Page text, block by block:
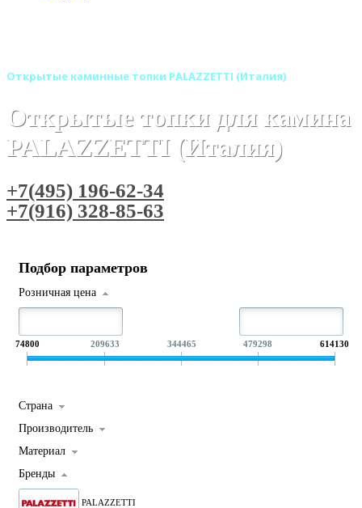
Открытые каминные топки PALAZZETTI (Италия)
Открытые топки для камина
PALAZZETTI (Италия)
+7(495) 196-62-34
+7(916) 328-85-63
Подбор параметров
Розничная цена
74800 209633 344465 479298 614130
Страна
Производитель
Материал
Бренды
PALAZZETTI